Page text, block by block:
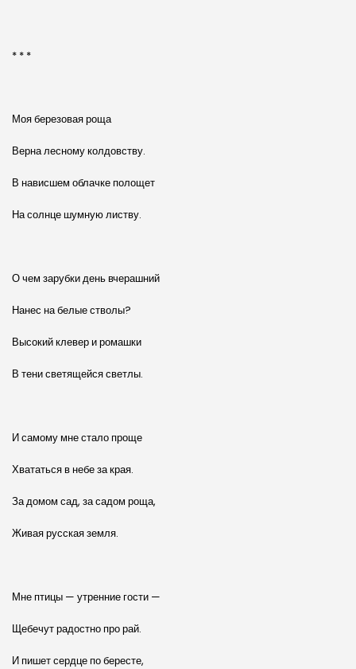
* * *
Моя березовая роща
Верна лесному колдовству.
В нависшем облачке полощет
На солнце шумную листву.
О чем зарубки день вчерашний
Нанес на белые стволы?
Высокий клевер и ромашки
В тени светящейся светлы.
И самому мне стало проще
Хвататься в небе за края.
За домом сад, за садом роща,
Живая русская земля.
Мне птицы — утренние гости —
Щебечут радостно про рай.
И пишет сердце по бересте,